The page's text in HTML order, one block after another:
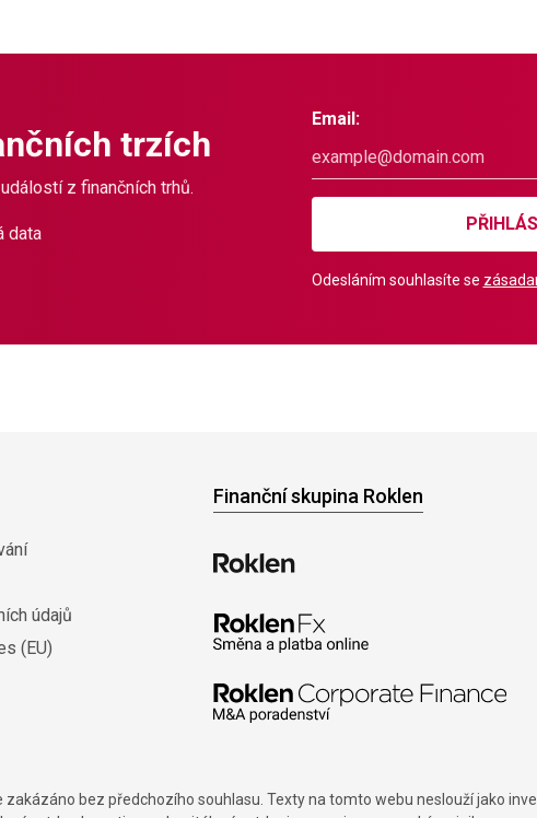
trzích
z finančních trhů.
data
Email:
Odesláním souhlasíte se
údajů
(EU)
Finanční skupina Roklen
bez předchozího souhlasu. Texty na tomto webu neslouží jako